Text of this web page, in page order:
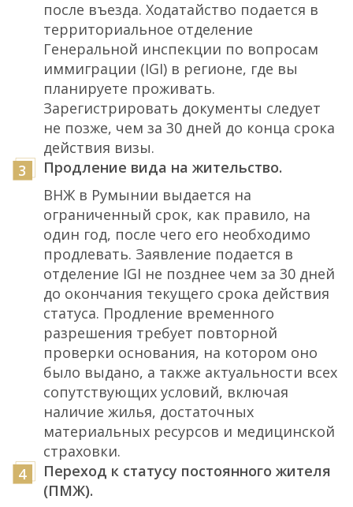
после въезда. Ходатайство подается в
территориальное отделение
Генеральной инспекции по вопросам
иммиграции (IGI) в регионе, где вы
планируете проживать.
Зарегистрировать документы следует
не позже, чем за 30 дней до конца срока
действия визы.
Продление вида на жительство.
ВНЖ в Румынии выдается на
ограниченный срок, как правило, на
один год, после чего его необходимо
продлевать. Заявление подается в
отделение IGI не позднее чем за 30 дней
до окончания текущего срока действия
статуса. Продление временного
разрешения требует повторной
проверки основания, на котором оно
было выдано, а также актуальности всех
сопутствующих условий, включая
наличие жилья, достаточных
материальных ресурсов и медицинской
страховки.
Переход к статусу постоянного жителя
(ПМЖ).